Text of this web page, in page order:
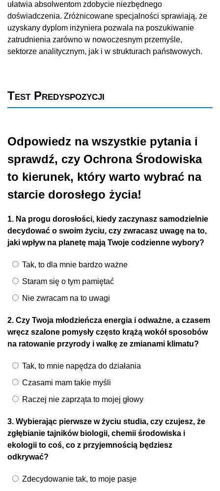
ułatwia absolwentom zdobycie niezbędnego
doświadczenia. Zróżnicowane specjalności sprawiają, że
uzyskany dyplom inżyniera pozwala na poszukiwanie
zatrudnienia zarówno w nowoczesnym przemyśle,
sektorze analitycznym, jak i w strukturach państwowych.
Test Predyspozycji
Odpowiedz na wszystkie pytania i
sprawdź, czy Ochrona Środowiska
to kierunek, który warto wybrać na
starcie dorosłego życia!
1. Na progu dorosłości, kiedy zaczynasz samodzielnie
decydować o swoim życiu, czy zwracasz uwagę na to,
jaki wpływ na planetę mają Twoje codzienne wybory?
Tak, to dla mnie bardzo ważne
Staram się o tym pamiętać
Nie zwracam na to uwagi
2. Czy Twoja młodzieńcza energia i odważne, a czasem
wręcz szalone pomysły często krążą wokół sposobów
na ratowanie przyrody i walkę ze zmianami klimatu?
Tak, to mnie napędza do działania
Czasami mam takie myśli
Raczej nie zaprząta to mojej głowy
3. Wybierając pierwsze w życiu studia, czy czujesz, że
zgłębianie tajników biologii, chemii środowiska i
ekologii to coś, co z przyjemnością będziesz
odkrywać?
Zdecydowanie tak, to moje pasje